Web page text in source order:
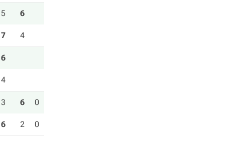
5 6
7 4
6
4
3 6 0
6 2 0